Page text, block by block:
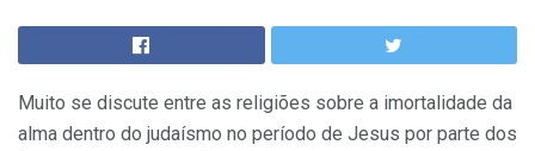
Muito se discute entre as religiões sobre a imortalidade da
alma dentro do judaísmo no período de Jesus por parte dos